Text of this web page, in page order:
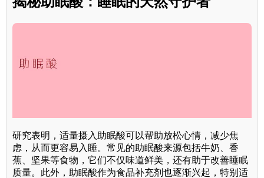
研究表明，适量摄入助眠酸可以帮助放松心情，减少焦
虑，从而更容易入睡。常见的助眠酸来源包括牛奶、香
蕉、坚果等食物，它们不仅味道鲜美，还有助于改善睡眠
质量。此外，助眠酸作为食品补充剂也逐渐兴起，特别适